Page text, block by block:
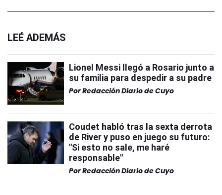
LEÉ ADEMÁS
Lionel Messi llegó a Rosario junto a
su familia para despedir a su padre
PorRedacción Diario de Cuyo
Coudet habló tras la sexta derrota
de River y puso en juego su futuro:
"Si esto no sale, me haré
responsable"
PorRedacción Diario de Cuyo